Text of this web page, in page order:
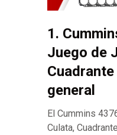
1.
Juego de
general
El Cummins
Culata,